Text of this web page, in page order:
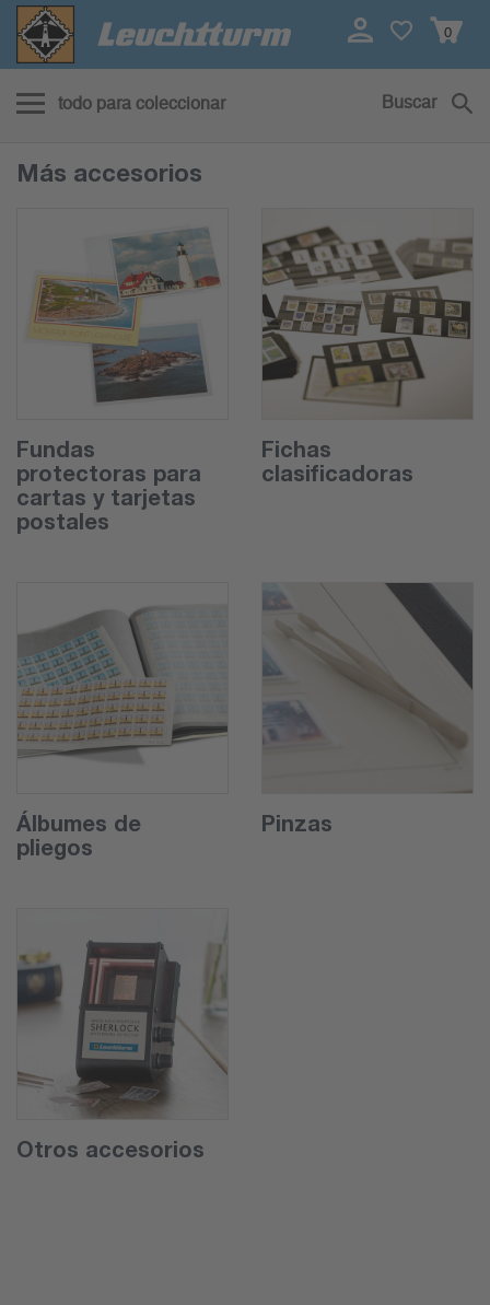
0
todo para coleccionar Buscar
Más accesorios
Fundas
protectoras para
cartas y tarjetas
postales
Fichas
clasificadoras
Álbumes de
pliegos
Pinzas
Otros accesorios